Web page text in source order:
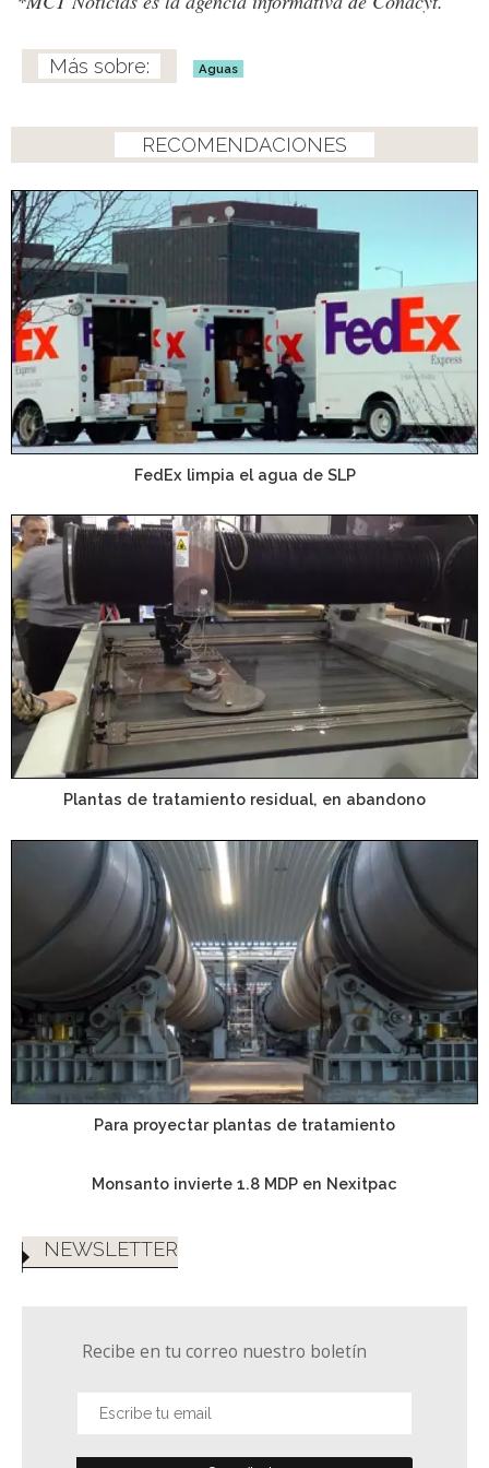
Aguas
RECOMENDACIONES
FedEx limpia el agua de SLP
Plantas de tratamiento residual, en abandono
Para proyectar plantas de tratamiento
Monsanto invierte 1.8 MDP en Nexitpac
NEWSLETTER
Recibe en tu correo nuestro boletín